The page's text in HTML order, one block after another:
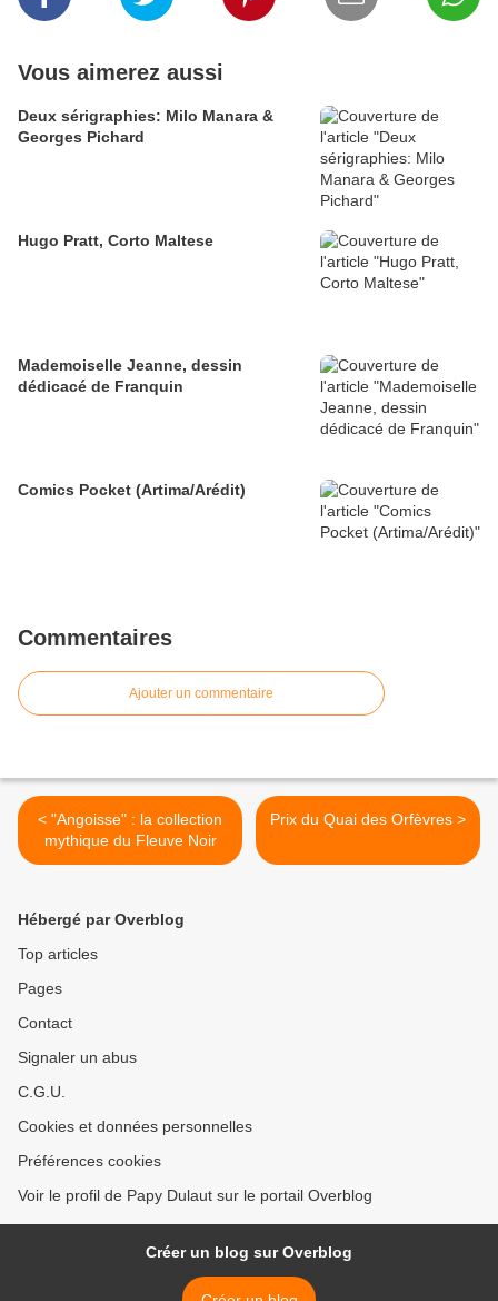
Vous aimerez aussi
Deux sérigraphies: Milo Manara &
Georges Pichard
Hugo Pratt, Corto Maltese
Mademoiselle Jeanne, dessin
dédicacé de Franquin
Comics Pocket (Artima/Arédit)
Commentaires
Ajouter un commentaire
< "Angoisse" : la collection
mythique du Fleuve Noir
Prix du Quai des Orfèvres >
Hébergé par Overblog
Top articles
Pages
Contact
Signaler un abus
C.G.U.
Cookies et données personnelles
Préférences cookies
Voir le profil de Papy Dulaut sur le portail Overblog
Créer un blog sur Overblog